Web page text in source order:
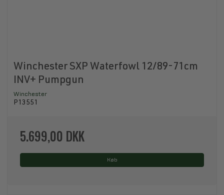
Winchester SXP Waterfowl 12/89-71cm
INV+ Pumpgun
Winchester
P13551
5.699,00 DKK
Køb